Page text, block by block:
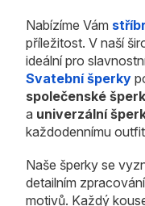
Nabízíme Vám
příležitost. V naší
ideální pro
Svatební šperky
společenské
a univerzální
každodennímu
Naše šperky se
detailním
motivů. Každý